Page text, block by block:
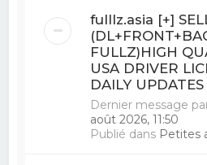
fulllz.asia [+]
FULLZ)HIGH
USA DRIVER
DAILY UPDATES
Dernier message
août 2026, 11:50
Publié dans Petites